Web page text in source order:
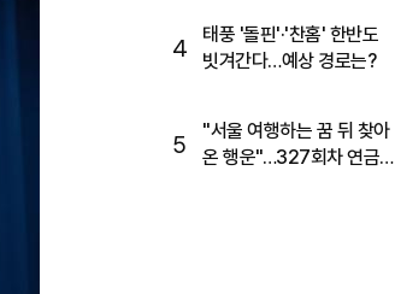
4
태풍 '돌핀'·'찬홈' 한반도
빗겨간다…예상 경로는?
5
"서울 여행하는 꿈 뒤 찾아
온 행운"…327회차 연금